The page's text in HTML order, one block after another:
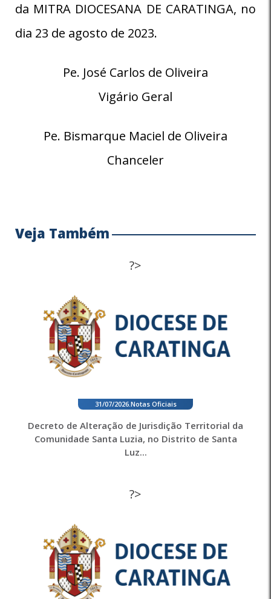
da MITRA DIOCESANA DE CARATINGA, no
dia 23 de agosto de 2023.
Pe. José Carlos de Oliveira
Vigário Geral
Pe. Bismarque Maciel de Oliveira
Chanceler
Veja Também
?>
31/07/2026. Notas Oficiais
Decreto de Alteração de Jurisdição Territorial da
Comunidade Santa Luzia, no Distrito de Santa
Luz...
?>